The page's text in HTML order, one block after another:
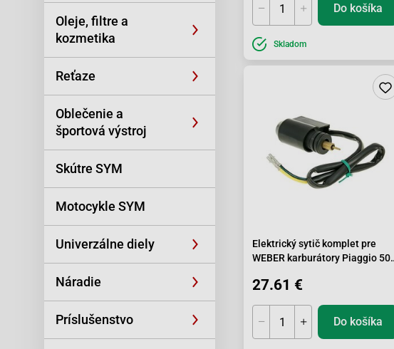
Oleje, filtre a
kozmetika
Reťaze
Oblečenie a
športová výstroj
Skútre SYM
Motocykle SYM
Univerzálne diely
Náradie
Príslušenstvo
Do košíka
Skladom
Elektrický sytič komplet pre
WEBER karburátory Piaggio 50,
27.61 €
Do košíka